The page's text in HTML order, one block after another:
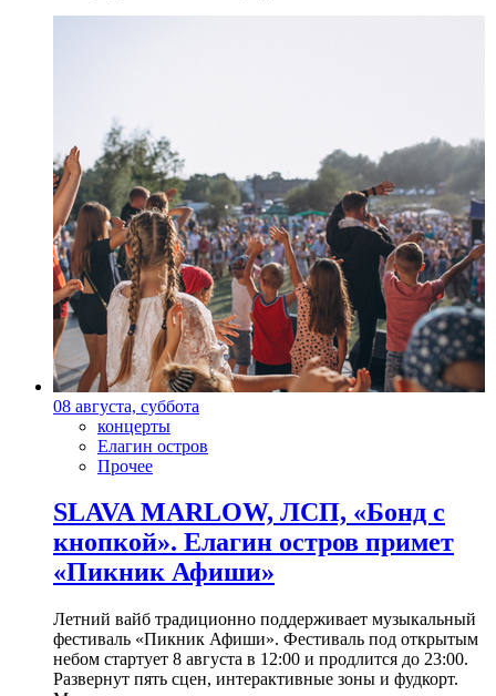
08 августа, суббота
концерты
Елагин остров
Прочее
SLAVA MARLOW, ЛСП, «Бонд с
кнопкой». Елагин остров примет
«Пикник Афиши»
Летний вайб традиционно поддерживает музыкальный
фестиваль «Пикник Афиши». Фестиваль под открытым
небом стартует 8 августа в 12:00 и продлится до 23:00.
Развернут пять сцен, интерактивные зоны и фудкорт.